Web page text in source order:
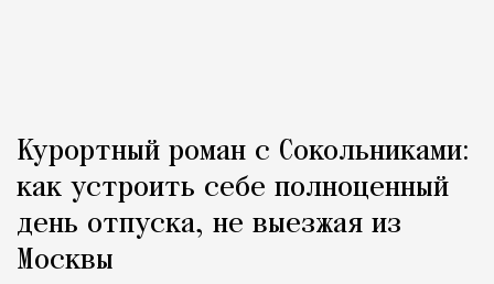
Курортный роман с Сокольниками:
как устроить себе полноценный
день отпуска, не выезжая из
Москвы